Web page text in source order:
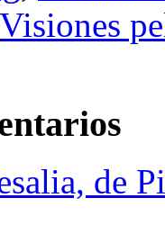
Visiones
de